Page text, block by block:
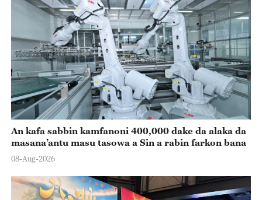
An kafa sabbin kamfanoni 400,000 dake da alaka da
masana’antu masu tasowa a Sin a rabin farkon bana
08-Aug-2026